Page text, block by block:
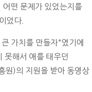
떤 문제가 있었는지를
었다.
가치를 만들자"였기에
못해서 애를 태우던
원)의 지원을 받아 동영상